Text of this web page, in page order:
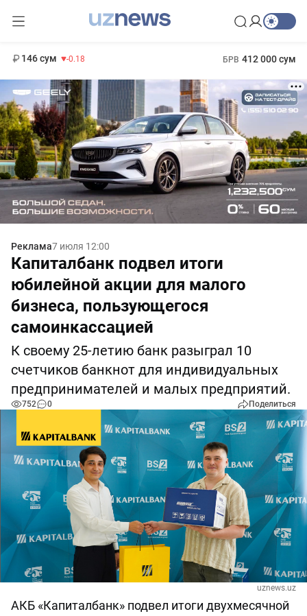
146 сум -0.18 БРВ 412 000 сум
Реклама7 июля 12:00
Капиталбанк подвел итоги
юбилейной акции для малого
бизнеса, пользующегося
самоинкассацией
К своему 25-летию банк разыграл 10
счетчиков банкнот для индивидуальных
предпринимателей и малых предприятий.
752 0 Поделиться
uznews.uz
АКБ «Капиталбанк» подвел итоги двухмесячной